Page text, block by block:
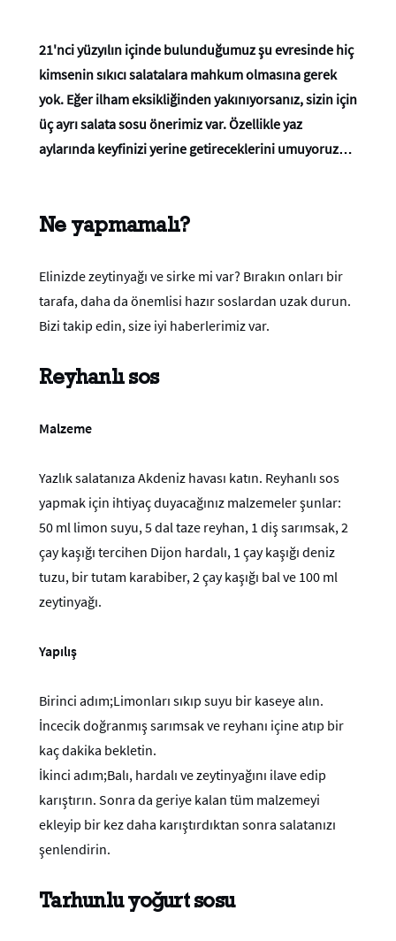
21'nci yüzyılın içinde bulunduğumuz şu evresinde hiç
kimsenin sıkıcı salatalara mahkum olmasına gerek
yok. Eğer ilham eksikliğinden yakınıyorsanız, sizin için
üç ayrı salata sosu önerimiz var. Özellikle yaz
aylarında keyfinizi yerine getireceklerini umuyoruz…
Ne yapmamalı?
Elinizde zeytinyağı ve sirke mi var? Bırakın onları bir
tarafa, daha da önemlisi hazır soslardan uzak durun.
Bizi takip edin, size iyi haberlerimiz var.
Reyhanlı sos
Malzeme
Yazlık salatanıza Akdeniz havası katın. Reyhanlı sos
yapmak için ihtiyaç duyacağınız malzemeler şunlar:
50 ml limon suyu, 5 dal taze reyhan, 1 diş sarımsak, 2
çay kaşığı tercihen Dijon hardalı, 1 çay kaşığı deniz
tuzu, bir tutam karabiber, 2 çay kaşığı bal ve 100 ml
zeytinyağı.
Yapılış
Birinci adım;Limonları sıkıp suyu bir kaseye alın.
İncecik doğranmış sarımsak ve reyhanı içine atıp bir
kaç dakika bekletin.
İkinci adım;Balı, hardalı ve zeytinyağını ilave edip
karıştırın. Sonra da geriye kalan tüm malzemeyi
ekleyip bir kez daha karıştırdıktan sonra salatanızı
şenlendirin.
Tarhunlu yoğurt sosu